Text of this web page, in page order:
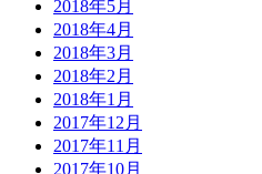
2018年5月
2018年4月
2018年3月
2018年2月
2018年1月
2017年12月
2017年11月
2017年10月